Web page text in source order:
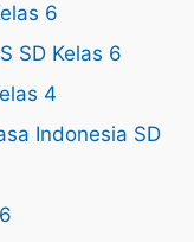
6
SD Kelas 6
4
Indonesia SD